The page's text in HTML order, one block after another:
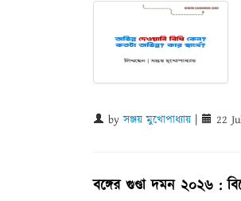
byসঞ্জয় মুখোপাধ্যায় 22
বঙ্গের গুণ্ডা দমন ২০২৬ :